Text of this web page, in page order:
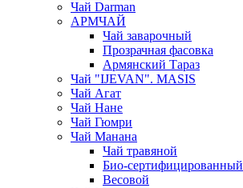
Чай Darman
АРМЧАЙ
Чай заварочный
Прозрачная фасовка
Армянский Тараз
Чай "IJEVAN". MASIS
Чай Агат
Чай Нане
Чай Гюмри
Чай Манана
Чай травяной
Био-сертифицированный
Весовой